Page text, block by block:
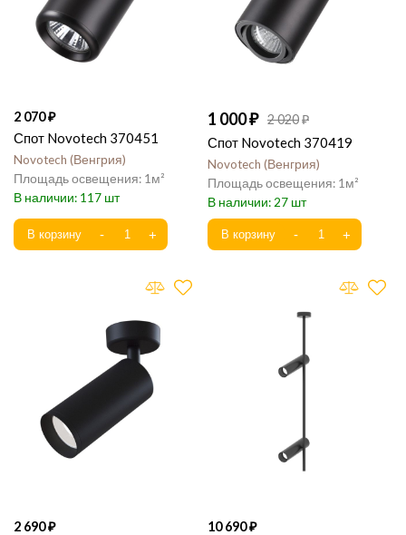
2 070
Спот Novotech 370451
Novotech Венгрия
1
117
1 000 2 020
Спот Novotech 370419
Novotech Венгрия
1
27
2 690 10 690